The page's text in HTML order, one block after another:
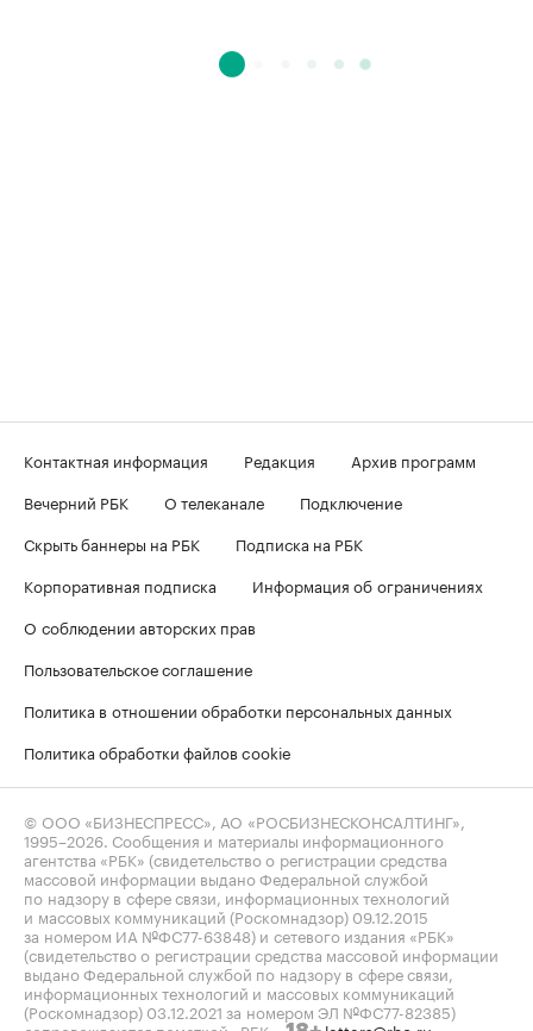
Контактная информация Редакция
Архив программ
Вечерний РБК
О телеканале
Подключение
Скрыть баннеры на РБК
Подписка на РБК
Корпоративная подписка
Информация об ограничениях
О соблюдении авторских прав
Пользовательское соглашение
Политика в отношении обработки персональных данных
Политика обработки файлов cookie
© ООО «БИЗНЕСПРЕСС», АО «РОСБИЗНЕСКОНСАЛТИНГ»,
1995–2026 . Сообщения и материалы информационного
агентства «РБК» (свидетельство о регистрации средства
массовой информации выдано Федеральной службой
по надзору в сфере связи, информационных технологий
и массовых коммуникаций (Роскомнадзор) 09.12.2015
за номером ИА №ФС77-63848) и сетевого издания «РБК»
(свидетельство о регистрации средства массовой информации
выдано Федеральной службой по надзору в сфере связи,
информационных технологий и массовых коммуникаций
(Роскомнадзор) 03.12.2021 за номером ЭЛ №ФС77-82385)